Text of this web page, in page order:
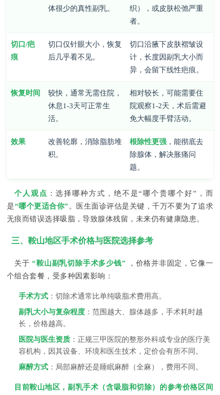
体很少的真性副乳。
织），或皮肤松弛严重
者。
切口/疤
痕
切口仅针眼大小，恢复
后几乎看不见。
切口沿腋下皮肤褶皱设
计，长度因副乳大小而
异，会留下线性疤痕。
恢复时间
较快，通常无需住院，
休息1-3天可正常生
活。
相对较长，可能需要住
院观察1-2天，术后需避
免大幅度手臂活动。
效果
改善轮廓，消除脂肪堆
积。
根除性更强 ，能彻底去
除腺体，解决胀痛问
题。
个人观点 ：选择哪种方式，绝不是“哪个贵哪个好”，而
是“哪个更适合你” 。医生面诊评估是关键，千万不要为了追求
无痕而错误选择吸脂，导致腺体残留，未来仍有健康隐患。
三、鞍山地区手术价格与医院选择参考
关于“鞍山副乳切除手术多少钱” ，价格并非固定，它像一
个组合套餐，受多种因素影响：
手术方式 ：切除术通常比单纯吸脂术费用高。
副乳大小与复杂程度 ：范围越大、腺体越多，手术耗时越
长，价格越高。
医院与医生资质 ：正规三甲医院的整形外科或专业的医疗美
容机构，因其设备、环境和医生技术，定价会有所不同。
麻醉方式 ：局部麻醉还是睡眠麻醉（全麻），费用不同。
目前鞍山地区，副乳手术（含吸脂和切除）的参考价格区间